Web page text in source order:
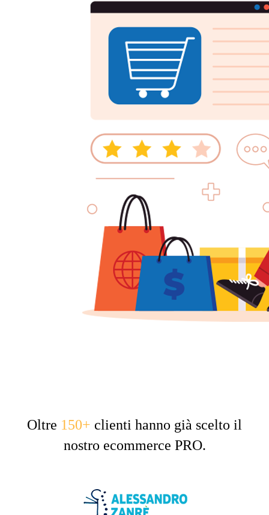
Oltre 150+ clienti hanno già scelto il
nostro ecommerce PRO.